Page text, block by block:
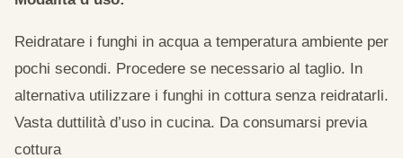
Reidratare i funghi in acqua a temperatura ambiente per
pochi secondi. Procedere se necessario al taglio. In
alternativa utilizzare i funghi in cottura senza reidratarli.
Vasta duttilità d’uso in cucina. Da consumarsi previa
cottura